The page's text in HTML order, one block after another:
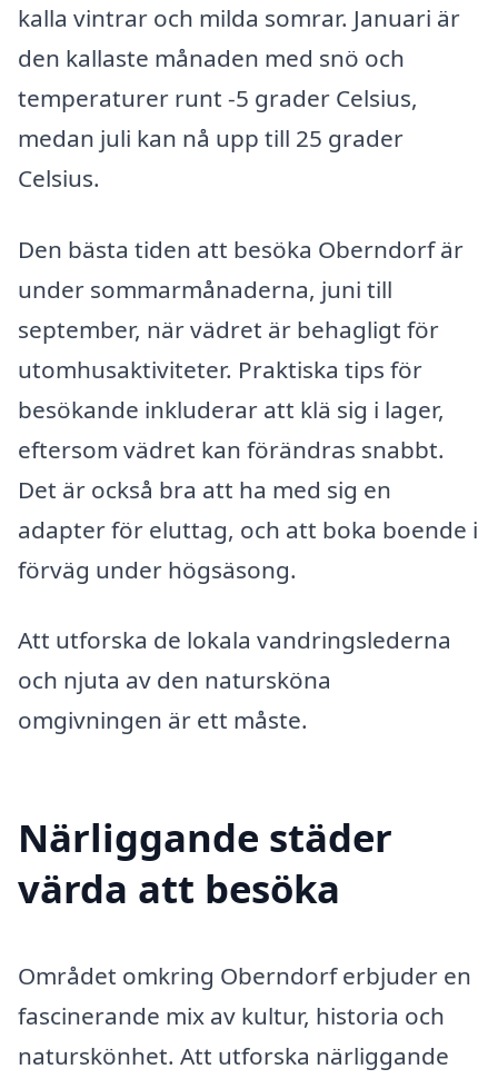
kalla vintrar och milda somrar. Januari är
den kallaste månaden med snö och
temperaturer runt -5 grader Celsius,
medan juli kan nå upp till 25 grader
Celsius.
Den bästa tiden att besöka Oberndorf är
under sommarmånaderna, juni till
september, när vädret är behagligt för
utomhusaktiviteter. Praktiska tips för
besökande inkluderar att klä sig i lager,
eftersom vädret kan förändras snabbt.
Det är också bra att ha med sig en
adapter för eluttag, och att boka boende i
förväg under högsäsong.
Att utforska de lokala vandringslederna
och njuta av den natursköna
omgivningen är ett måste.
Närliggande städer
värda att besöka
Området omkring Oberndorf erbjuder en
fascinerande mix av kultur, historia och
naturskönhet. Att utforska närliggande